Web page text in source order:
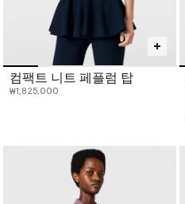
컴팩트 니트 페플럼 탑
₩1,825,000